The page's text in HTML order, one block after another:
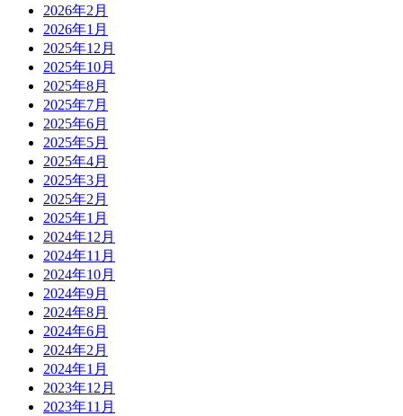
2026年2月
2026年1月
2025年12月
2025年10月
2025年8月
2025年7月
2025年6月
2025年5月
2025年4月
2025年3月
2025年2月
2025年1月
2024年12月
2024年11月
2024年10月
2024年9月
2024年8月
2024年6月
2024年2月
2024年1月
2023年12月
2023年11月